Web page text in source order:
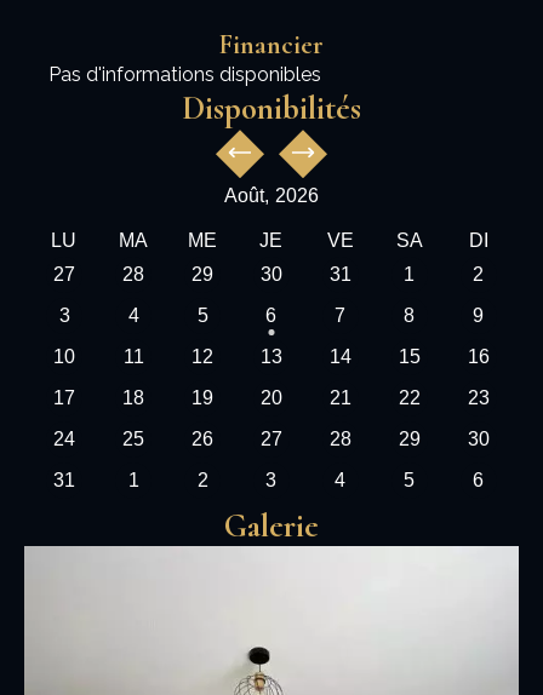
Financier
Pas d'informations disponibles
Disponibilités
Août, 2026
LU MA ME JE VE SA
DI
27
28 29 30 31 1
2
3
4 5 6 7 8
9
10
11 12 13 14 15
16
17
18 19 20 21 22
23
24
25 26 27 28 29
30
31
1 2 3 4 5 6
Galerie